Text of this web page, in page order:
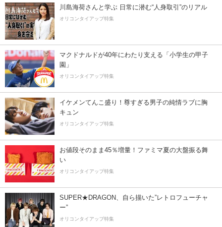
川島海荷さんと学ぶ 日常に潜む“人身取引”のリアル
オリコンタイアップ特集
マクドナルドが40年にわたり支える「小学生の甲子
園」
オリコンタイアップ特集
イケメンてんこ盛り！尊すぎる男子の純情ラブに胸
キュン
オリコンタイアップ特集
お値段そのまま45％増量！ファミマ夏の大盤振る舞
い
オリコンタイアップ特集
SUPER★DRAGON、自ら描いた”レトロフューチャ
ー”
オリコンタイアップ特集